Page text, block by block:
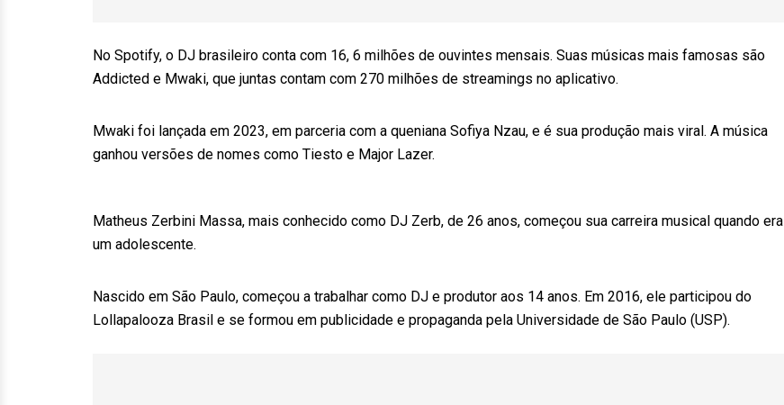
No Spotify, o DJ brasileiro conta com 16, 6 milhões de ouvintes mensais. Suas músicas mais famosas são
Addicted e Mwaki, que juntas contam com 270 milhões de streamings no aplicativo.
Mwaki foi lançada em 2023, em parceria com a queniana Sofiya Nzau, e é sua produção mais viral. A música
ganhou versões de nomes como Tiesto e Major Lazer.
Matheus Zerbini Massa, mais conhecido como DJ Zerb, de 26 anos, começou sua carreira musical quando era
um adolescente.
Nascido em São Paulo, começou a trabalhar como DJ e produtor aos 14 anos. Em 2016, ele participou do
Lollapalooza Brasil e se formou em publicidade e propaganda pela Universidade de São Paulo (USP).